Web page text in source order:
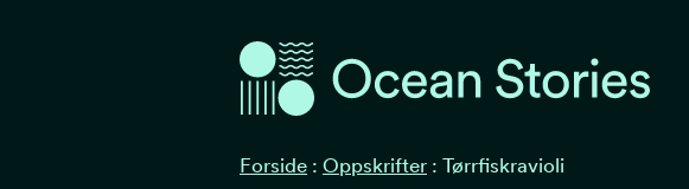
Ocean Stories
Forside : Oppskrifter : Tørrfiskravioli